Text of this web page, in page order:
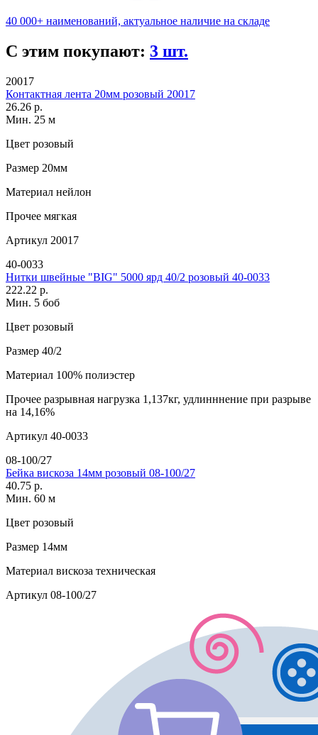
40 000+ наименований, актуальное наличие на складе
С этим покупают: 3 шт.
20017
Контактная лента 20мм розовый 20017
26.26 р.
Мин. 25 м
Цвет розовый
Размер 20мм
Материал нейлон
Прочее мягкая
Артикул 20017
40-0033
Нитки швейные "BIG" 5000 ярд 40/2 розовый 40-0033
222.22 р.
Мин. 5 боб
Цвет розовый
Размер 40/2
Материал 100% полиэстер
Прочее разрывная нагрузка 1,137кг, удлинннение при разрыве
на 14,16%
Артикул 40-0033
08-100/27
Бейка вискоза 14мм розовый 08-100/27
40.75 р.
Мин. 60 м
Цвет розовый
Размер 14мм
Материал вискоза техническая
Артикул 08-100/27